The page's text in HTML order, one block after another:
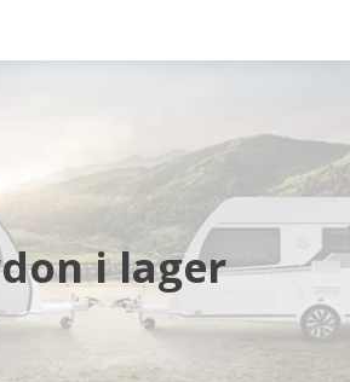
Husbilar
Butik
i lager